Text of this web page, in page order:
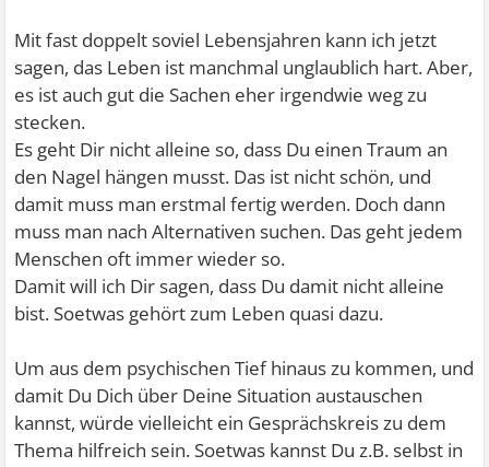
Mit fast doppelt soviel Lebensjahren kann ich jetzt
sagen, das Leben ist manchmal unglaublich hart. Aber,
es ist auch gut die Sachen eher irgendwie weg zu
stecken.
Es geht Dir nicht alleine so, dass Du einen Traum an
den Nagel hängen musst. Das ist nicht schön, und
damit muss man erstmal fertig werden. Doch dann
muss man nach Alternativen suchen. Das geht jedem
Menschen oft immer wieder so.
Damit will ich Dir sagen, dass Du damit nicht alleine
bist. Soetwas gehört zum Leben quasi dazu.
Um aus dem psychischen Tief hinaus zu kommen, und
damit Du Dich über Deine Situation austauschen
kannst, würde vielleicht ein Gesprächskreis zu dem
Thema hilfreich sein. Soetwas kannst Du z.B. selbst in